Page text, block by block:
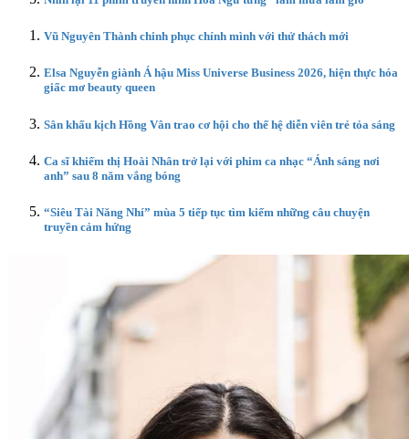
Vũ Nguyên Thành chinh phục chính mình với thử thách mới
Elsa Nguyễn giành Á hậu Miss Universe Business 2026, hiện thực hóa
giấc mơ beauty queen
Sân khấu kịch Hồng Vân trao cơ hội cho thế hệ diễn viên trẻ tỏa sáng
Ca sĩ khiếm thị Hoài Nhân trở lại với phim ca nhạc “Ánh sáng nơi
anh” sau 8 năm vắng bóng
“Siêu Tài Năng Nhí” mùa 5 tiếp tục tìm kiếm những câu chuyện
truyền cảm hứng